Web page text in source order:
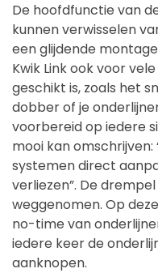
De hoofdfunctie van
kunnen verwisselen
een glijdende
Kwik Link ook voor
geschikt is, zoals het
dobber of je
voorbereid op iedere
mooi kan
systemen direct
verliezen”. De
weggenomen. Op
no-time van
iedere keer de
aanknopen.